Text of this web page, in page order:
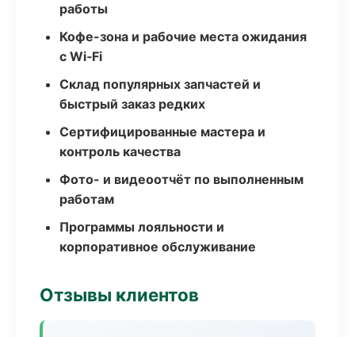
работы
Кофе-зона и рабочие места ожидания
с Wi‑Fi
Склад популярных запчастей и
быстрый заказ редких
Сертифицированные мастера и
контроль качества
Фото- и видеоотчёт по выполненным
работам
Программы лояльности и
корпоративное обслуживание
Отзывы клиентов